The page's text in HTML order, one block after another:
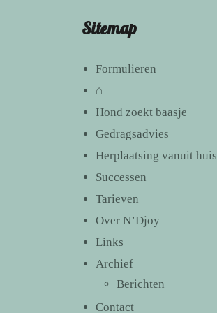
Sitemap
Formulieren
⌂
Hond zoekt baasje
Gedragsadvies
Herplaatsing vanuit huis
Successen
Tarieven
Over N’Djoy
Links
Archief
Berichten
Contact